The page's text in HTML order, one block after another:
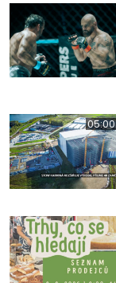
05:00